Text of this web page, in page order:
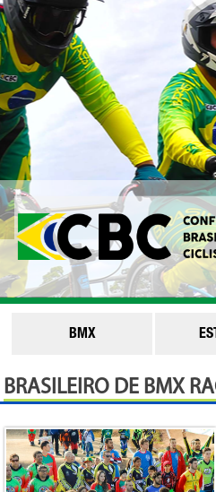
BMX
BRASILEIRO DE BMX